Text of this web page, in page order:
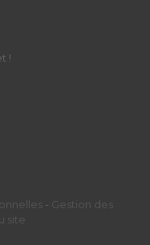
!
- Gestion des
site